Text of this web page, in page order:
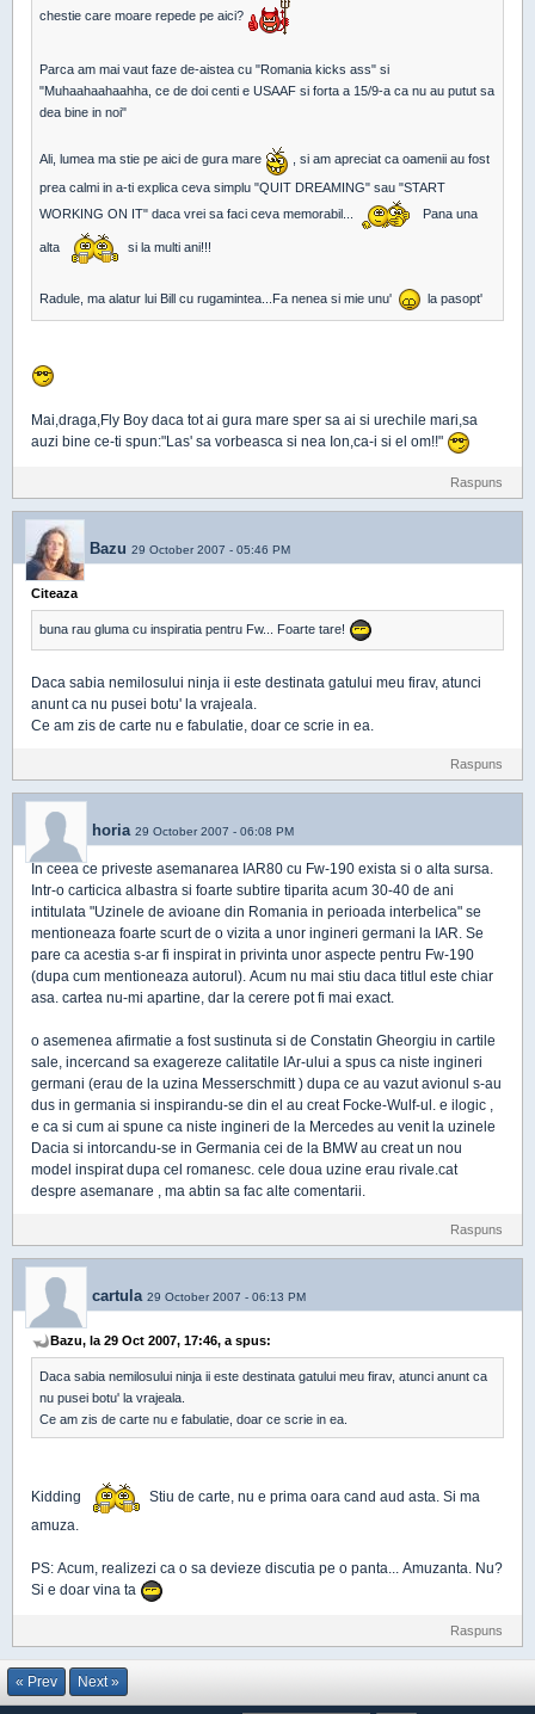
chestie care moare repede pe aici?
Parca am mai vaut faze de-aistea cu "Romania kicks ass" si
"Muhaahaahaahha, ce de doi centi e USAAF si forta a 15/9-a ca nu au putut sa
dea bine in noi"
Ali, lumea ma stie pe aici de gura mare
, si am apreciat ca oamenii au fost
prea calmi in a-ti explica ceva simplu "QUIT DREAMING" sau "START
WORKING ON IT" daca vrei sa faci ceva memorabil...
alta si la multi ani!!!
Radule, ma alatur lui Bill cu rugamintea...Fa nenea si mie unu' la pasopt'
Mai,draga,Fly Boy daca tot ai gura mare sper sa ai si urechile mari,sa
auzi bine ce-ti spun:"Las' sa vorbeasca si nea Ion,ca-i si el om!!"
Raspuns
Bazu 29 October 2007 - 05:46 PM
Citeaza
buna rau gluma cu inspiratia pentru Fw... Foarte tare!
Daca sabia nemilosului ninja ii este destinata gatului meu firav, atunci
anunt ca nu pusei botu' la vrajeala.
Ce am zis de carte nu e fabulatie, doar ce scrie in ea.
Raspuns
horia 29 October 2007 - 06:08 PM
In ceea ce priveste asemanarea IAR80 cu Fw-190 exista si o alta sursa.
Intr-o carticica albastra si foarte subtire tiparita acum 30-40 de ani
intitulata "Uzinele de avioane din Romania in perioada interbelica" se
mentioneaza foarte scurt de o vizita a unor ingineri germani la IAR. Se
pare ca acestia s-ar fi inspirat in privinta unor aspecte pentru Fw-190
(dupa cum mentioneaza autorul). Acum nu mai stiu daca titlul este chiar
asa. cartea nu-mi apartine, dar la cerere pot fi mai exact.
o asemenea afirmatie a fost sustinuta si de Constatin Gheorgiu in cartile
sale, incercand sa exagereze calitatile IAr-ului a spus ca niste ingineri
germani (erau de la uzina Messerschmitt ) dupa ce au vazut avionul s-au
dus in germania si inspirandu-se din el au creat Focke-Wulf-ul. e ilogic ,
e ca si cum ai spune ca niste ingineri de la Mercedes au venit la uzinele
Dacia si intorcandu-se in Germania cei de la BMW au creat un nou
model inspirat dupa cel romanesc. cele doua uzine erau rivale.cat
despre asemanare , ma abtin sa fac alte comentarii.
Raspuns
cartula 29 October 2007 - 06:13 PM
Bazu, la 29 Oct 2007, 17:46, a spus:
Daca sabia nemilosului ninja ii este destinata gatului meu firav, atunci anunt ca
nu pusei botu' la vrajeala.
Ce am zis de carte nu e fabulatie, doar ce scrie in ea.
Kidding
Stiu de carte, nu e prima oara cand aud asta. Si ma
amuza.
PS: Acum, realizezi ca o sa devieze discutia pe o panta... Amuzanta. Nu?
Si e doar vina ta
Raspuns
« Prev Next »